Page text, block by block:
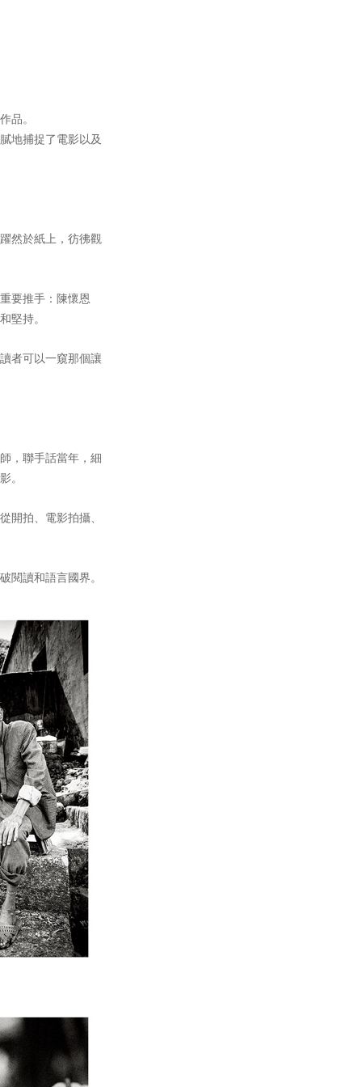
品。
地捕捉了電影以及
然於紙上，彷彿觀
要推手：陳懷恩
堅持。
者可以一窺那個讓
，聯手話當年，細
。
開拍、電影拍攝、
閱讀和語言國界。